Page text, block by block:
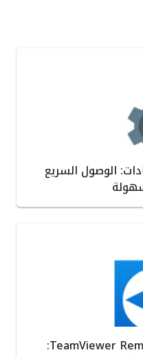
الوصول السريع
مراجعة تطبيق TeamViewer Remote Control: